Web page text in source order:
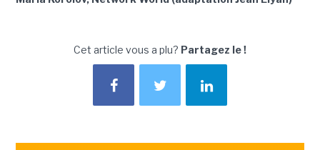
Cet article vous a plu? Partagez le !